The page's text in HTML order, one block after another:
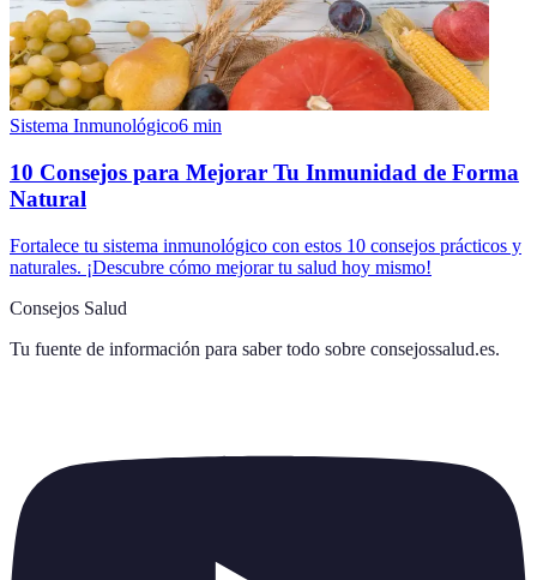
Sistema Inmunológico6 min
10 Consejos para Mejorar Tu Inmunidad de Forma
Natural
Fortalece tu sistema inmunológico con estos 10 consejos prácticos y
naturales. ¡Descubre cómo mejorar tu salud hoy mismo!
Consejos Salud
Tu fuente de información para saber todo sobre consejossalud.es.